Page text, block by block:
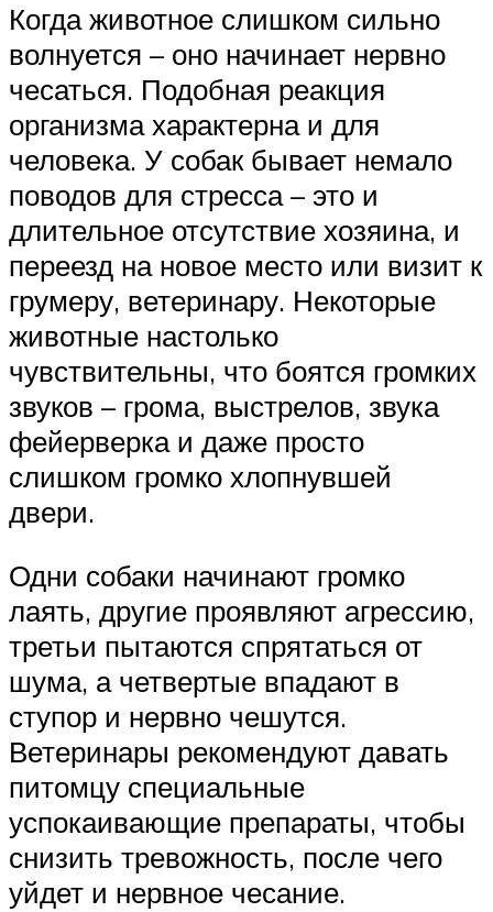
Когда животное слишком сильно
волнуется – оно начинает нервно
чесаться. Подобная реакция
организма характерна и для
человека. У собак бывает немало
поводов для стресса – это и
длительное отсутствие хозяина, и
переезд на новое место или визит к
грумеру, ветеринару. Некоторые
животные настолько
чувствительны, что боятся громких
звуков – грома, выстрелов, звука
фейерверка и даже просто
слишком громко хлопнувшей
двери.
Одни собаки начинают громко
лаять, другие проявляют агрессию,
третьи пытаются спрятаться от
шума, а четвертые впадают в
ступор и нервно чешутся.
Ветеринары рекомендуют давать
питомцу специальные
успокаивающие препараты, чтобы
снизить тревожность, после чего
уйдет и нервное чесание.